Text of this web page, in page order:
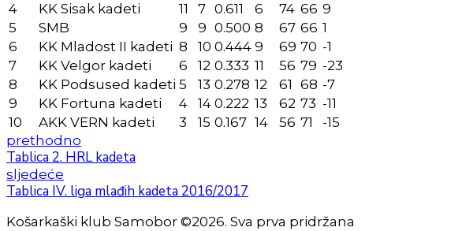
4
KK Sisak kadeti 11 7 0.611 6 74 66 9
5
SMB 9 9 0.500 8 67 66 1
6
KK Mladost II kadeti 8 10 0.444 9 69 70 -1
7
KK Velgor kadeti 6 12 0.333 11 56 79 -23
8
KK Podsused kadeti 5 13 0.278 12 61 68 -7
9
KK Fortuna kadeti 4 14 0.222 13 62 73 -11
10
AKK VERN kadeti 3 15 0.167 14 56 71
-15
prethodno
Tablica 2. HRL kadeta
sljedeće
Tablica IV. liga mlađih kadeta 2016/2017
Košarkaški klub Samobor ©2026. Sva prva pridržana